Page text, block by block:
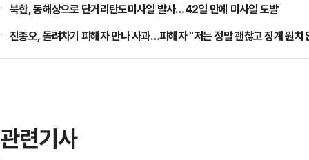
북한, 동해상으로 단거리탄도미사일 발사…42일 만에 미사일 도발
진종오, 돌려차기 피해자 만나 사과…피해자 "저는 정말 괜찮고 징계 원치
관련기사